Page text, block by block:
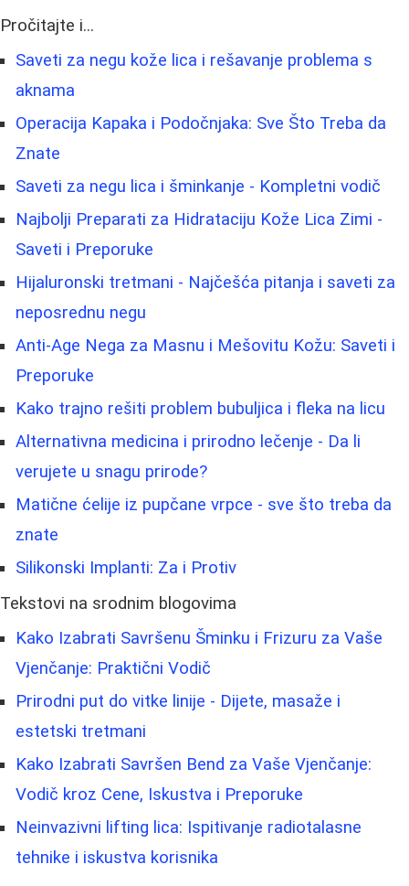
Pročitajte i...
Saveti za negu kože lica i rešavanje problema s
aknama
Operacija Kapaka i Podočnjaka: Sve Što Treba da
Znate
Saveti za negu lica i šminkanje - Kompletni vodič
Najbolji Preparati za Hidrataciju Kože Lica Zimi -
Saveti i Preporuke
Hijaluronski tretmani - Najčešća pitanja i saveti za
neposrednu negu
Anti-Age Nega za Masnu i Mešovitu Kožu: Saveti i
Preporuke
Kako trajno rešiti problem bubuljica i fleka na licu
Alternativna medicina i prirodno lečenje - Da li
verujete u snagu prirode?
Matične ćelije iz pupčane vrpce - sve što treba da
znate
Silikonski Implanti: Za i Protiv
Tekstovi na srodnim blogovima
Kako Izabrati Savršenu Šminku i Frizuru za Vaše
Vjenčanje: Praktični Vodič
Prirodni put do vitke linije - Dijete, masaže i
estetski tretmani
Kako Izabrati Savršen Bend za Vaše Vjenčanje:
Vodič kroz Cene, Iskustva i Preporuke
Neinvazivni lifting lica: Ispitivanje radiotalasne
tehnike i iskustva korisnika